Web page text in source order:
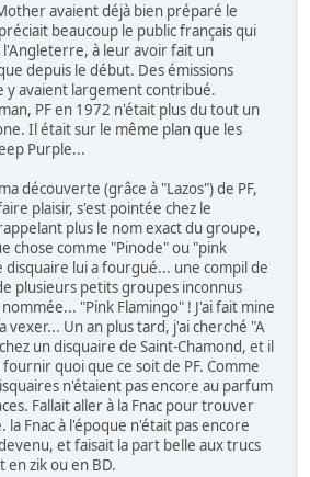
avaient déjà bien préparé le
beaucoup le public français qui
à leur avoir fait un
depuis le début. Des émissions
y avaient largement contribué.
PF en 1972 n'était plus du tout un
Il était sur le même plan que les
Purple...
découverte (grâce à "Lazos") de PF,
plaisir, s'est pointée chez le
plus le nom exact du groupe,
chose comme "Pinode" ou "pink
disquaire lui a fourgué... une compil de
plusieurs petits groupes inconnus
"Pink Flamingo" ! J'ai fait mine
vexer... Un an plus tard, j'ai cherché "A
un disquaire de Saint-Chamond, et il
quoi que ce soit de PF. Comme
n'étaient pas encore au parfum
Fallait aller à la Fnac pour trouver
la Fnac à l'époque n'était pas encore
et faisait la part belle aux trucs
en zik ou en BD.